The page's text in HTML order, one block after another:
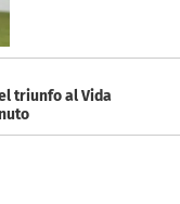
triunfo al Vida